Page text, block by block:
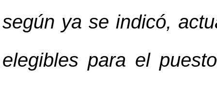
según ya se indicó,
elegibles para el